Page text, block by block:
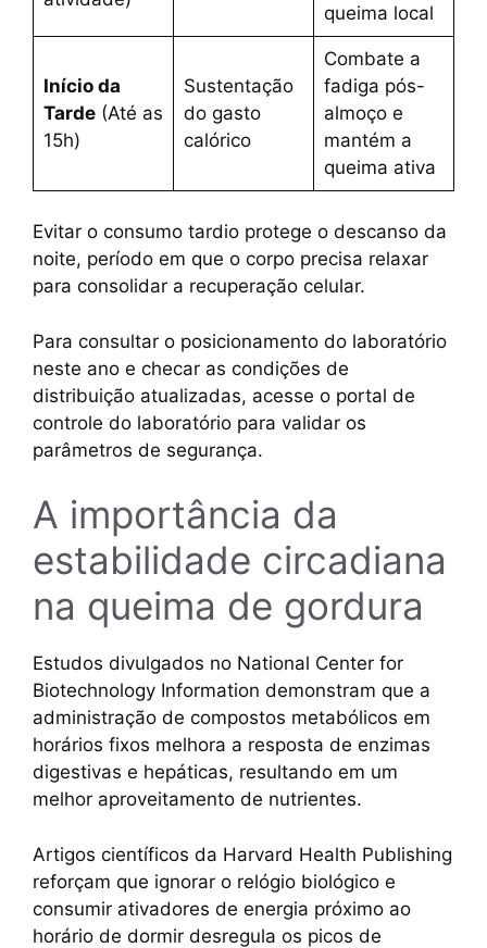
queima local
Início da
Tarde(Até as
15h)
Sustentação
do gasto
calórico
Combate a
fadiga pós-
almoço e
mantém a
queima ativa
Evitar o consumo tardio protege o descanso da
noite, período em que o corpo precisa relaxar
para consolidar a recuperação celular.
Para consultar o posicionamento do laboratório
neste ano e checar as condições de
distribuição atualizadas, acesse o portal de
controle do laboratório para validar os
parâmetros de segurança.
A importância da
estabilidade circadiana
na queima de gordura
Estudos divulgados no National Center for
Biotechnology Information demonstram que a
administração de compostos metabólicos em
horários fixos melhora a resposta de enzimas
digestivas e hepáticas, resultando em um
melhor aproveitamento de nutrientes.
Artigos científicos da Harvard Health Publishing
reforçam que ignorar o relógio biológico e
consumir ativadores de energia próximo ao
horário de dormir desregula os picos de